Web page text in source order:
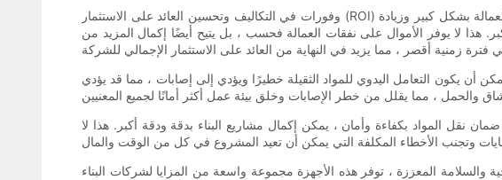
وفورات في التكاليف وتحسين العائد على الاستثمار (ROI) هما الفوائد الرئيسية لاستخدام مصعد مواد البناء. من خلال أتمتة عملية نقل المواد ، يمكن لشركات البناء تقليل تكاليف العمالة بشكل كبير وزيادة
هذا لا يوفر الأموال على نفقات العمالة فحسب ، بل يتيح أيضًا إكمال المزيد من
أن يكون التعامل اليدوي للمواد الثقيلة خطيرًا ويؤدي إلى إصابات ، مما قد يؤدي
نقل المواد بكفاءة وأمان ، يمكن إكمال مشاريع البناء بدقة ودقة أكبر. هذا لا
والسلامة المعززة ، توفر هذه الأجهزة مجموعة واسعة من المزايا لشركات البناء